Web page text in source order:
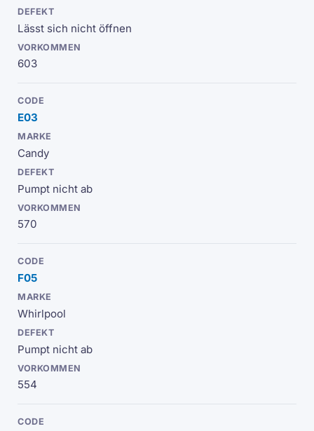
Lässt sich nicht öffnen
603
E03
Candy
Pumpt nicht ab
570
F05
Whirlpool
Pumpt nicht ab
554